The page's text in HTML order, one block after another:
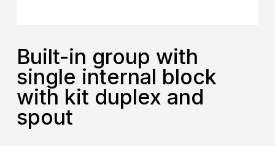
Built-in group with
single internal block
with kit duplex and
spout